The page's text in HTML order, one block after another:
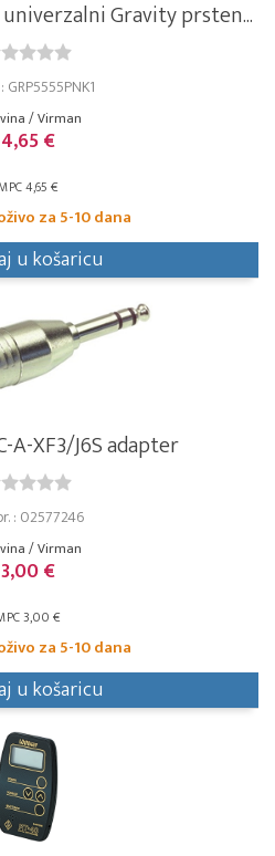
univerzalni Gravity prsten...
GRP5555PNK1
/ Virman
4,65 €
4,65 €
za 5-10 dana
u košaricu
A-XF3/J6S adapter
: 02577246
/ Virman
3,00 €
3,00 €
za 5-10 dana
u košaricu